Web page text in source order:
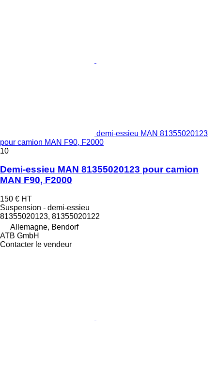
demi-essieu MAN 81355020123
pour camion MAN F90, F2000
10
Demi-essieu MAN 81355020123 pour camion
MAN F90, F2000
150 € HT
Suspension - demi-essieu
81355020123, 81355020122
Allemagne, Bendorf
ATB GmbH
Contacter le vendeur